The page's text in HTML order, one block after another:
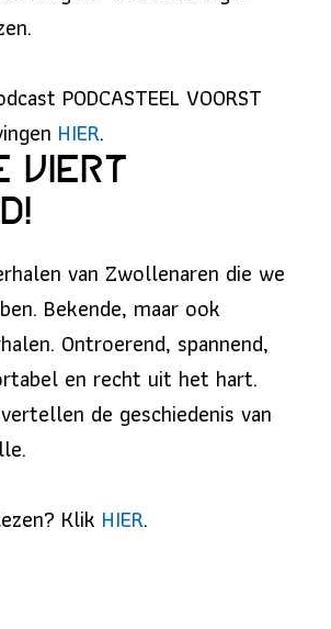
PODCASTEEL VOORST
HIER.
viert
van Zwollenaren die we
Bekende, maar ook
Ontroerend, spannend,
en recht uit het hart.
de geschiedenis van
Klik HIER.